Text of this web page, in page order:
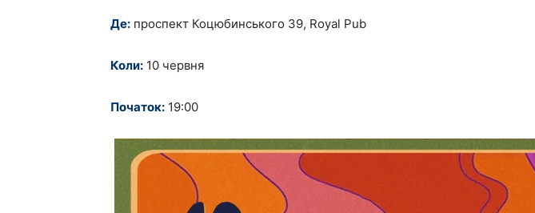
Де: проспект Коцюбинського 39, Royal Pub
Коли: 10 червня
Початок: 19:00